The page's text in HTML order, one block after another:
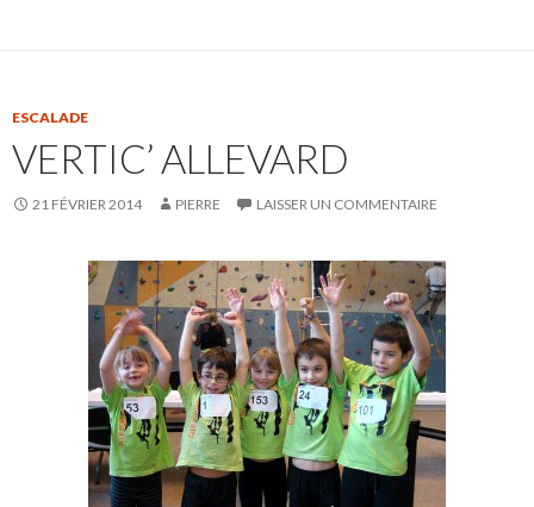
ESCALADE
VERTIC’ ALLEVARD
21 FÉVRIER 2014 PIERRE LAISSER UN COMMENTAIRE